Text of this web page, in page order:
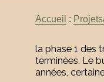
Accueil :
la phase 1 des
terminées. Le
années,